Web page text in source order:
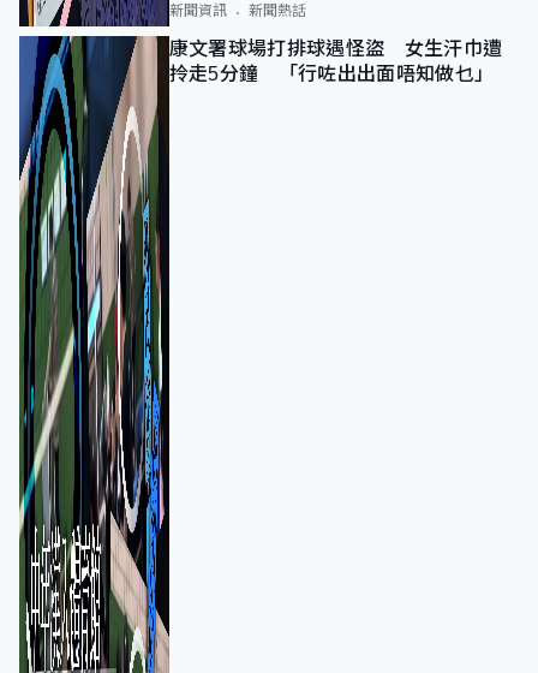
新聞資訊 新聞熱話
康文署球場打排球遇怪盜 女生汗巾遭
拎走5分鐘 「行咗出出面唔知做乜」